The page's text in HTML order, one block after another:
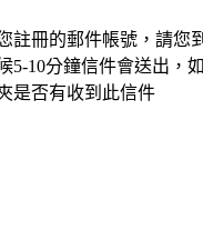
註冊的郵件帳號，請您
5-10分鐘信件會送出，
是否有收到此信件